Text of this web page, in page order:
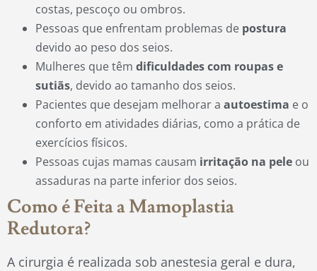
costas, pescoço ou ombros.
Pessoas que enfrentam problemas de postura
devido ao peso dos seios.
Mulheres que têm dificuldades com roupas e
sutiãs, devido ao tamanho dos seios.
Pacientes que desejam melhorar a autoestima e o
conforto em atividades diárias, como a prática de
exercícios físicos.
Pessoas cujas mamas causam irritação na pele ou
assaduras na parte inferior dos seios.
Como é Feita a Mamoplastia
Redutora?
A cirurgia é realizada sob anestesia geral e dura,